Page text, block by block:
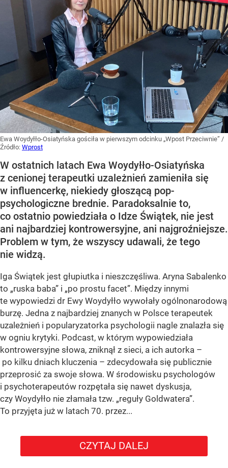
Ewa Woydyłło-Osiatyńska gościła w pierwszym odcinku „Wpost Przeciwnie” /
Źródło: Wprost
W ostatnich latach Ewa Woydyłło-Osiatyńska
z cenionej terapeutki uzależnień zamieniła się
w influencerkę, niekiedy głoszącą pop-
psychologiczne brednie. Paradoksalnie to,
co ostatnio powiedziała o Idze Świątek, nie jest
ani najbardziej kontrowersyjne, ani najgroźniejsze.
Problem w tym, że wszyscy udawali, że tego
nie widzą.
Iga Świątek jest głupiutka i nieszczęśliwa. Aryna Sabalenko
to „ruska baba” i „po prostu facet”. Między innymi
te wypowiedzi dr Ewy Woydyłło wywołały ogólnonarodową
burzę. Jedna z najbardziej znanych w Polsce terapeutek
uzależnień i popularyzatorka psychologii nagle znalazła się
w ogniu krytyki. Podcast, w którym wypowiedziała
kontrowersyjne słowa, zniknął z sieci, a ich autorka –
po kilku dniach kluczenia – zdecydowała się publicznie
przeprosić za swoje słowa. W środowisku psychologów
i psychoterapeutów rozpętała się nawet dyskusja,
czy Woydyłło nie złamała tzw. „reguły Goldwatera”.
To przyjęta już w latach 70. przez...
CZYTAJ DALEJ